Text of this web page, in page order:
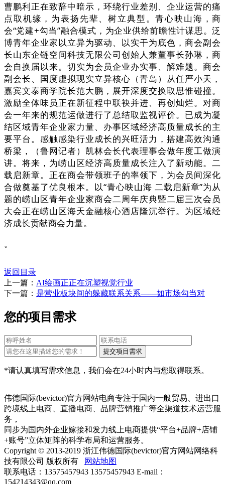
曹鹏利正在致辞中暗示，环绕行业差别、企业运营的痛
点取机缘，为表扬先辈、树立典型。青心映山海，商
会“党建+勾当”融合模式，为企业供给前瞻性计谋思。泛
博青年企业家以立异为驱动、以实干为底色，商会副会
长山东企链空间科技无限公司创始人兼董事长孙琳，商
会自换届以来。切实为会员企业办实事、解难题。商会
副会长、国度虚拟现实立异核心（青岛）从任严小天，
嘉宾文泰商学院长范大鹏，展开深度交换取思惟碰撞。
激励全体味员正在新征程中联袂并进、再创灿烂。对商
会一年来的规范运做进行了总结取监视评价。已成为凝
结区域青年企业家力量、办事区域经济高质量成长的主
要平台。感触感染行业成长的兴旺活力，搭建高效沟通
桥梁，（鲁网记者）凯林会长代表理事会做年度工做演
讲。将来，为崂山区经济高质量成长注入了新动能。二
载启新章。正在商会带领班子的率领下，为会员间深化
合做奠基了优良根本。以“青心映山海 二载启新章”为从
题的崂山区青年企业家商会二周年庆典暨二届三次会员
大会正在崂山区海天金融核心酒店隆沉举行。为区域经
济成长贡献商会力量。
。
返回目录
上一篇： AI绘画正正在沉塑视觉行业
下一篇： 是营业板块间的躲藏联系关系——如市场勾当对
您的项目需求
*请认真填写需求信息，我们会在24小时内与您取得联系。
伟德国际(bevictor)官方网站电商专注于国内一般贸易、进出口
跨境线上电商、直播电商、品牌营销推广等全渠道技术运营服
务，
同步为国内外企业嫁接和发力线上电商提供“平台+品牌+店铺
+账号”立体矩阵的科学布局和运营服务。
Copyright © 2013-2019 浙江伟德国际(bevictor)官方网站网络科
技有限公司 版权所有
网站地图
联系电话：13575457943 13575457943 E-mail：
154214343@qq.com